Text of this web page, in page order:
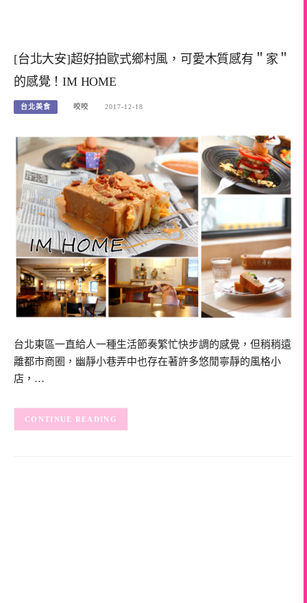
[台北大安]超好拍歐式鄉村風，可愛木質感有＂家＂
的感覺！IM HOME
台北美食 咬咬 2017-12-18
台北東區一直給人一種生活節奏繁忙快步調的感覺，但稍稍遠
離都市商圈，幽靜小巷弄中也存在著許多悠閒寧靜的風格小
店，…
CONTINUE READING